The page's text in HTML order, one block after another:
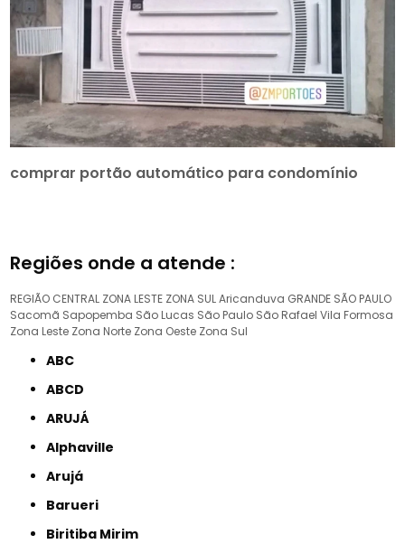
comprar portão automático para condomínio
Regiões onde a atende :
REGIÃO CENTRAL ZONA LESTE ZONA SULAricanduva GRANDE SÃO PAULO
Sacomã Sapopemba São Lucas São Paulo São Rafael Vila Formosa
Zona Leste Zona Norte Zona Oeste Zona Sul
ABC
ABCD
ARUJÁ
Alphaville
Arujá
Barueri
Biritiba Mirim